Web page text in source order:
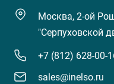
Москва, 2-ой
"Серпуховской
+7 (812) 628-00-
sales@inelso.ru